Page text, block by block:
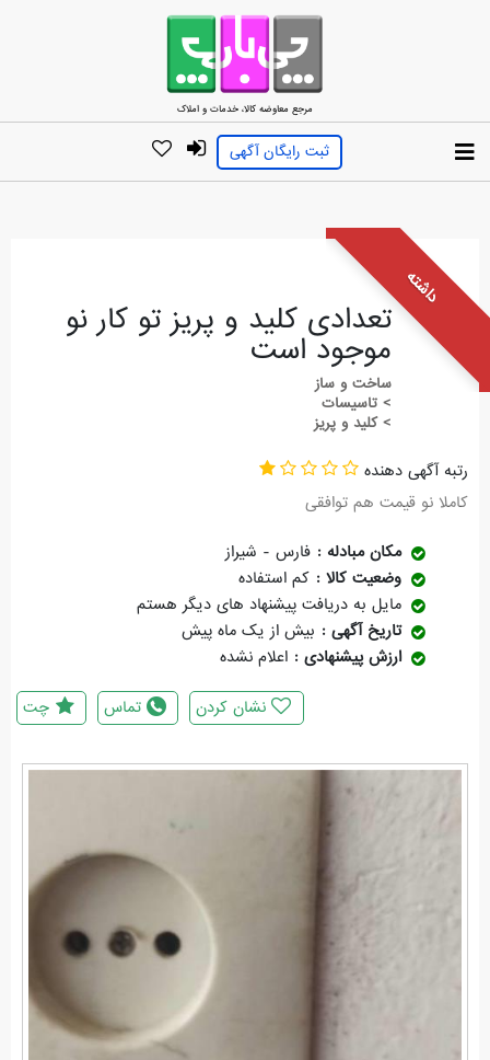
مرجع معاوضه کالا، خدمات و املاک
ثبت رایگان آگهی
داشته
تعدادی کلید و پریز تو کار نو
موجود است
ساخت و ساز
> تاسیسات
> کلید و پریز
رتبه آگهی دهنده
کاملا نو قیمت هم توافقی
مکان مبادله
فارس - شیراز
وضعیت کالا
کم استفاده
مایل به دریافت پیشنهاد های دیگر هستم
تاریخ آگهی
بیش از یک ماه پیش
ارزش پیشنهادی
اعلام نشده
چت تماس نشان کردن